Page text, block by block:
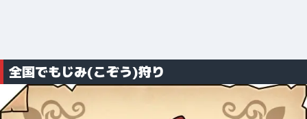
全国でもじみ(こぞう)狩り